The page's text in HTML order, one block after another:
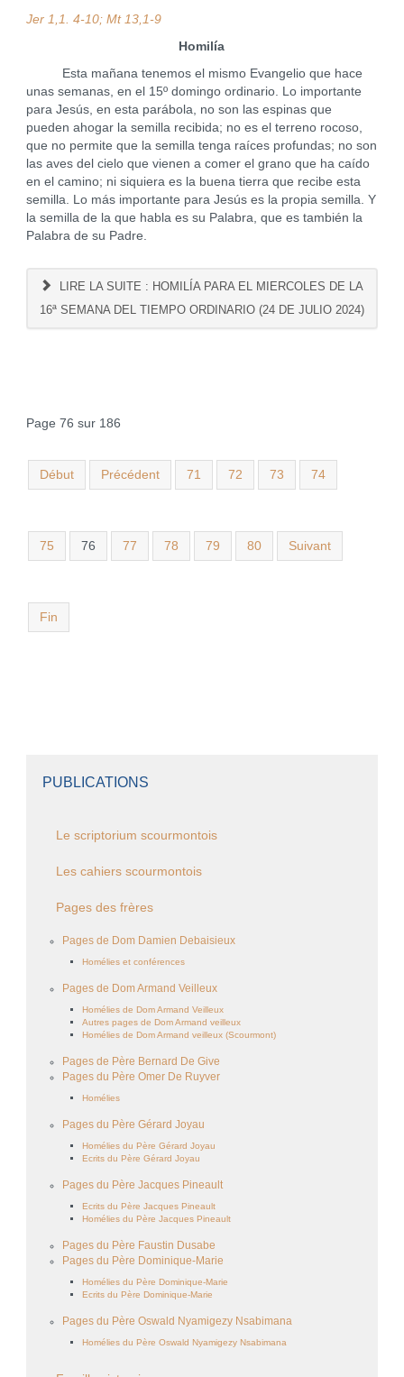
Jer 1,1. 4-10; Mt 13,1-9
Homilía
Esta mañana tenemos el mismo Evangelio que hace
unas semanas, en el 15º domingo ordinario. Lo importante
para Jesús, en esta parábola, no son las espinas que
pueden ahogar la semilla recibida; no es el terreno rocoso,
que no permite que la semilla tenga raíces profundas; no son
las aves del cielo que vienen a comer el grano que ha caído
en el camino; ni siquiera es la buena tierra que recibe esta
semilla. Lo más importante para Jesús es la propia semilla. Y
la semilla de la que habla es su Palabra, que es también la
Palabra de su Padre.
LIRE LA SUITE : HOMILÍA PARA EL MIERCOLES DE LA
16ª SEMANA DEL TIEMPO ORDINARIO (24 DE JULIO 2024)
Page 76 sur 186
Début Précédent 71 72 73 74
75 76 77 78 79 80 Suivant
Fin
PUBLICATIONS
Le scriptorium scourmontois
Les cahiers scourmontois
Pages des frères
Pages de Dom Damien Debaisieux
Homélies et conférences
Pages de Dom Armand Veilleux
Homélies de Dom Armand Veilleux
Autres pages de Dom Armand veilleux
Homélies de Dom Armand veilleux (Scourmont)
Pages de Père Bernard De Give
Pages du Père Omer De Ruyver
Homélies
Pages du Père Gérard Joyau
Homélies du Père Gérard Joyau
Ecrits du Père Gérard Joyau
Pages du Père Jacques Pineault
Ecrits du Père Jacques Pineault
Homélies du Père Jacques Pineault
Pages du Père Faustin Dusabe
Pages du Père Dominique-Marie
Homélies du Père Dominique-Marie
Ecrits du Père Dominique-Marie
Pages du Père Oswald Nyamigezy Nsabimana
Homélies du Père Oswald Nyamigezy Nsabimana